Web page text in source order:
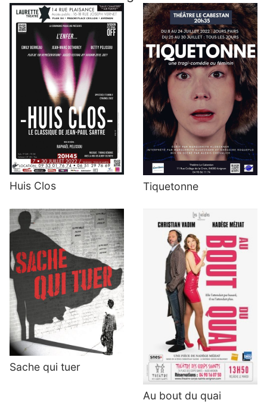
Huis Clos Tiquetonne
Sache qui tuer
Au bout du quai